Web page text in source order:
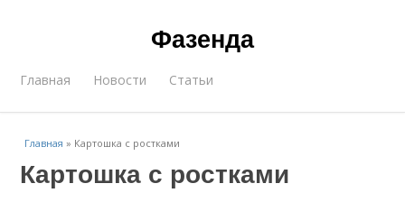
Фазенда
Главная Новости Статьи
Главная » Картошка с ростками
Картошка с ростками